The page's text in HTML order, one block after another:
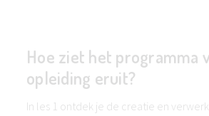
Hoe ziet het programma
opleiding eruit?
In les 1 ontdek je de creatie en